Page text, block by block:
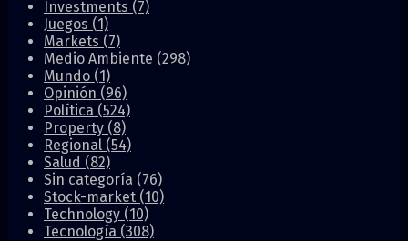
Investments (7)
Juegos (1)
Markets (7)
Medio Ambiente (298)
Mundo (1)
Opinión (96)
Política (524)
Property (8)
Regional (54)
Salud (82)
Sin categoría (76)
Stock-market (10)
Technology (10)
Tecnología (308)